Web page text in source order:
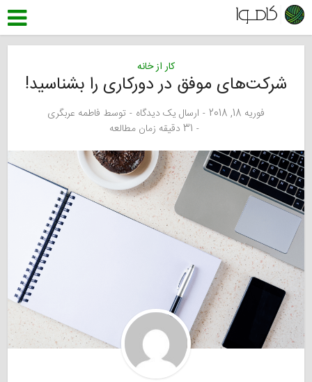
کار از خانه
شرکت‌های موفق در دورکاری را بشناسید!
فوریه 18, 2018 ارسال یک دیدگاه توسط فاطمه عربگری
31 دقیقه زمان مطالعه